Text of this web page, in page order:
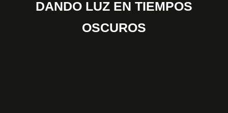
DANDO LUZ EN TIEMPOS
OSCUROS